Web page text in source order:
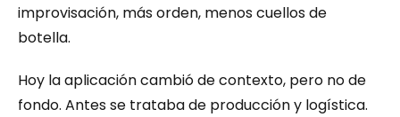
improvisación, más orden, menos cuellos de
botella.
Hoy la aplicación cambió de contexto, pero no de
fondo. Antes se trataba de producción y logística.